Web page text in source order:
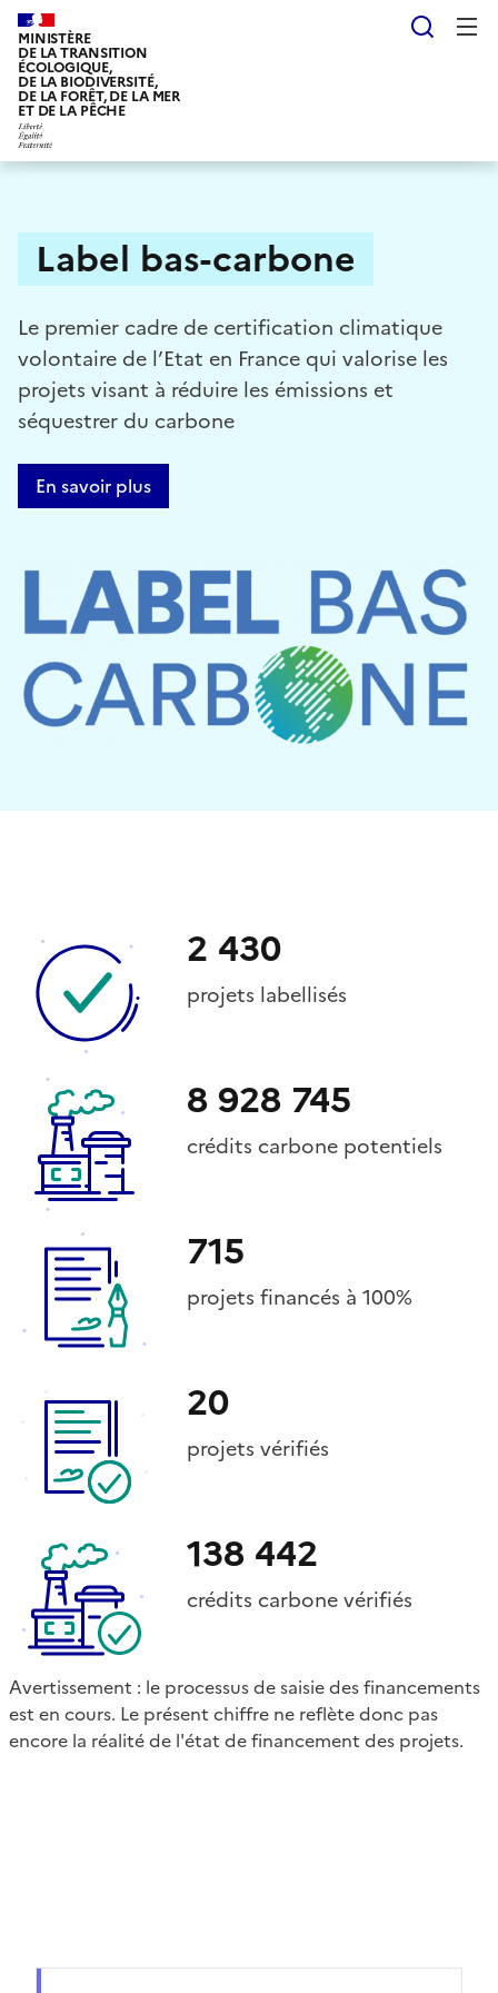
Aller
au
contenu
principal
MINISTÈRE
DE LA TRANSITION
ÉCOLOGIQUE,
DE LA BIODIVERSITÉ,
DE LA FORÊT, DE LA MER
ET DE LA PÊCHE
Label bas-carbone
Le premier cadre de certification climatique
volontaire de l’Etat en France qui valorise les
projets visant à réduire les émissions et
séquestrer du carbone
En savoir plus
2 430
projets labellisés
8 928 745
crédits carbone potentiels
715
projets financés à 100%
20
projets vérifiés
138 442
crédits carbone vérifiés
Avertissement : le processus de saisie des financements
est en cours. Le présent chiffre ne reflète donc pas
encore la réalité de l'état de financement des projets.